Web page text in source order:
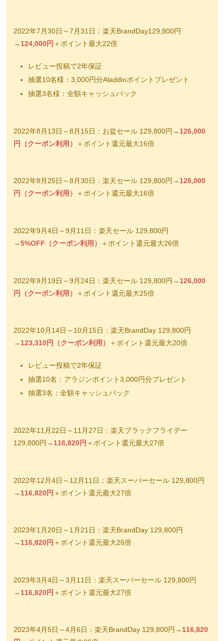
2022年7月30日～7月31日：楽天BrandDay129,800円
→ 124,000円 ＋ポイント最大22倍
レビュー投稿で2年保証
抽選10名様：3,000円分Aladdinポイントプレゼント
抽選3名様：全額キャッシュバック
2022年8月13日～8月15日：お盆セール 129,800円→ 126,000
円（クーポン利用）
＋ポイント還元最大16倍
2022年8月25日～8月30日：楽天セール 129,800円→ 126,000
円（クーポン利用）
＋ポイント還元最大16倍
2022年9月4日～9月11日：楽天セール 129,800円
→5%OFF（クーポン利用） ＋ポイント還元最大26倍
2022年9月19日～9月24日：楽天セール 129,800円→ 126,000
円（クーポン利用）
＋ポイント還元最大25倍
2022年10月14日～10月15日：楽天BrandDay 129,800円
→ 123,310円（クーポン利用） ＋ポイント還元最大20倍
レビュー投稿で2年保証
抽選10名：アラジンポイント3,000円分プレゼント
抽選3名：全額キャッシュバック
2022年11月22日～11月27日：楽天ブラックフライデー
129,800円→ 116,820円 ＋ポイント還元最大27倍
2022年12月4日～12月11日：楽天スーパーセール 129,800円
→ 116,820円 ＋ポイント還元最大27倍
2023年1月20日～1月21日：楽天BrandDay 129,800円
→ 116,820円 ＋ポイント還元最大26倍
2023年3月4日～3月11日：楽天スーパーセール 129,800円
→ 116,820円 ＋ポイント還元最大27倍
2023年4月5日～4月6日：楽天BrandDay 129,800円→ 116,820